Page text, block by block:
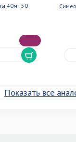
40мг 50
Показать все